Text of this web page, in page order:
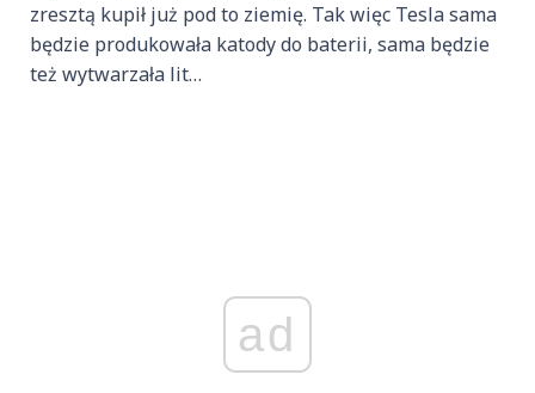
zresztą kupił już pod to ziemię. Tak więc Tesla sama
będzie produkowała katody do baterii, sama będzie
też wytwarzała lit…
ad